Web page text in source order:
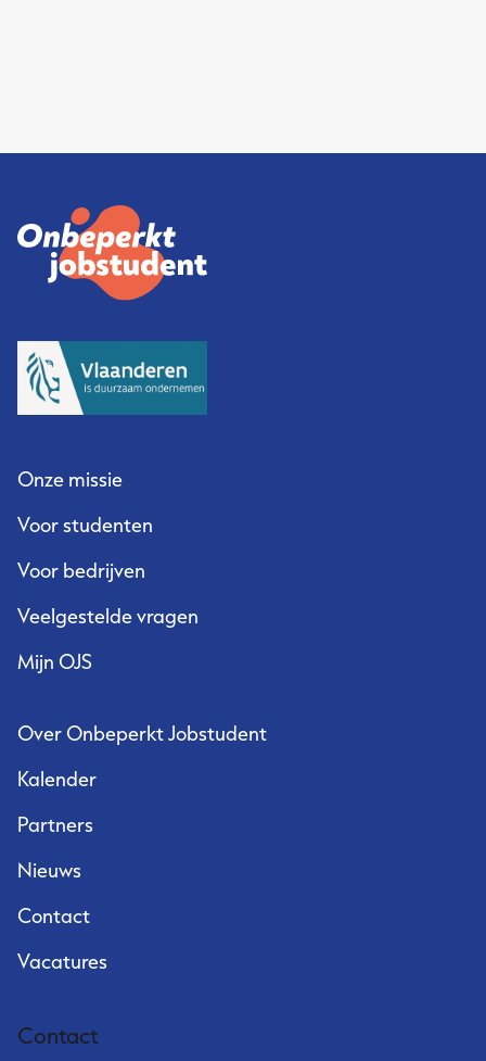
Onze missie
Voor studenten
Voor bedrijven
Veelgestelde vragen
Mijn OJS
Over Onbeperkt Jobstudent
Kalender
Partners
Nieuws
Contact
Vacatures
Contact